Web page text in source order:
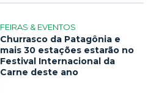
FEIRAS & EVENTOS
Churrasco da Patagônia e
mais 30 estações estarão no
Festival Internacional da
Carne deste ano